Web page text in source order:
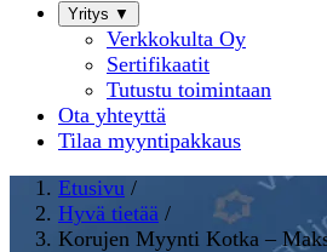
Yritys ▼
Verkkokulta Oy
Sertifikaatit
Tutustu toimintaan
Ota yhteyttä
Tilaa myyntipakkaus
Etusivu /
Hyvä tietää /
Korujen Myynti Kotka –